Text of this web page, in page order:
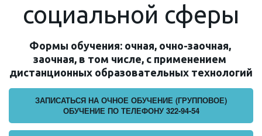
социальной сферы
Формы обучения: очная, очно-заочная,
заочная, в том числе, с применением
дистанционных образовательных технологий
ЗАПИСАТЬСЯ НА ОЧНОЕ ОБУЧЕНИЕ (ГРУППОВОЕ)
ОБУЧЕНИЕ ПО ТЕЛЕФОНУ 322-94-54